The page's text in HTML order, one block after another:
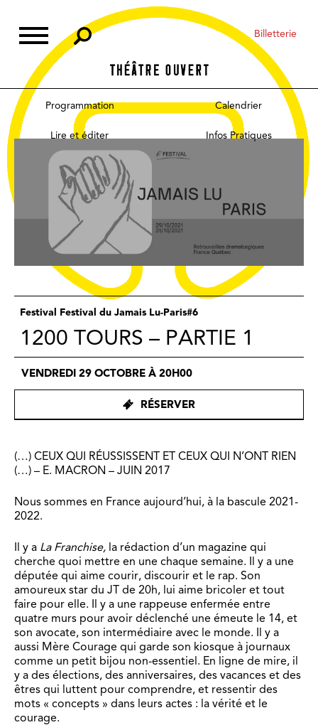
content
Billetterie
Programmation Calendrier
Lire et éditer Infos Pratiques
Festival Festival du Jamais Lu-Paris#6
1200 TOURS – PARTIE 1
VENDREDI 29 OCTOBRE À 20H00
RÉSERVER
(…) CEUX QUI RÉUSSISSENT ET CEUX QUI N’ONT RIEN
(…) – E. MACRON – JUIN 2017
Nous sommes en France aujourd’hui, à la bascule 2021-
2022.
Il y a La Franchise, la rédaction d’un magazine qui
cherche quoi mettre en une chaque semaine. Il y a une
députée qui aime courir, discourir et le rap. Son
amoureux star du JT de 20h, lui aime bricoler et tout
faire pour elle. Il y a une rappeuse enfermée entre
quatre murs pour avoir déclenché une émeute le 14, et
son avocate, son intermédiaire avec le monde. Il y a
aussi Mère Courage qui garde son kiosque à journaux
comme un petit bijou non-essentiel. En ligne de mire, il
y a des élections, des anniversaires, des vacances et des
êtres qui luttent pour comprendre, et ressentir des
mots « concepts » dans leurs actes : la vérité et le
courage.